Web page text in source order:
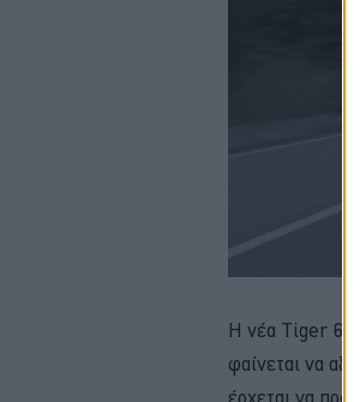
Η νέα Tiger
φαίνεται να